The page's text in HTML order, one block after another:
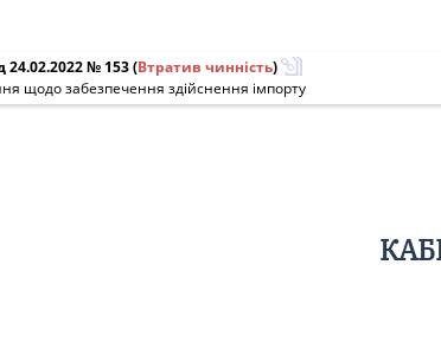
24.02.2022 № 153(Втратив чинність)
щодо забезпечення здійснення імпорту